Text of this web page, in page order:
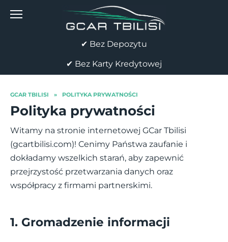
✔ Bez Depozytu
✔ Bez Karty Kredytowej
GCAR TBILISI » POLITYKA PRYWATNOŚCI
Polityka prywatności
Witamy na stronie internetowej GCar Tbilisi
(gcartbilisi.com)! Cenimy Państwa zaufanie i
dokładamy wszelkich starań, aby zapewnić
przejrzystość przetwarzania danych oraz
współpracy z firmami partnerskimi.
1. Gromadzenie informacji